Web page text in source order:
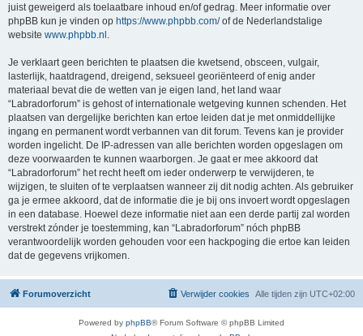
juist geweigerd als toelaatbare inhoud en/of gedrag. Meer informatie over
phpBB kun je vinden op https://www.phpbb.com/of de Nederlandstalige
website www.phpbb.nl
Je verklaart geen berichten te plaatsen die kwetsend, obsceen, vulgair,
lasterlijk, haatdragend, dreigend, seksueel georiënteerd of enig ander
materiaal bevat die de wetten van je eigen land, het land waar
“Labradorforum” is gehost of internationale wetgeving kunnen schenden. Het
plaatsen van dergelijke berichten kan ertoe leiden dat je met onmiddellijke
ingang en permanent wordt verbannen van dit forum. Tevens kan je provider
worden ingelicht. De IP-adressen van alle berichten worden opgeslagen om
deze voorwaarden te kunnen waarborgen. Je gaat er mee akkoord dat
“Labradorforum” het recht heeft om ieder onderwerp te verwijderen, te
wijzigen, te sluiten of te verplaatsen wanneer zij dit nodig achten. Als gebruiker
ga je ermee akkoord, dat de informatie die je bij ons invoert wordt opgeslagen
in een database. Hoewel deze informatie niet aan een derde partij zal worden
verstrekt zónder je toestemming, kan “Labradorforum” nóch phpBB
verantwoordelijk worden gehouden voor een hackpoging die ertoe kan leiden
dat de gegevens vrijkomen.
Forumoverzicht Alle tijden zijn UTC+02:00
Verwijder cookies
Powered by phpBB® Forum Software © phpBB Limited